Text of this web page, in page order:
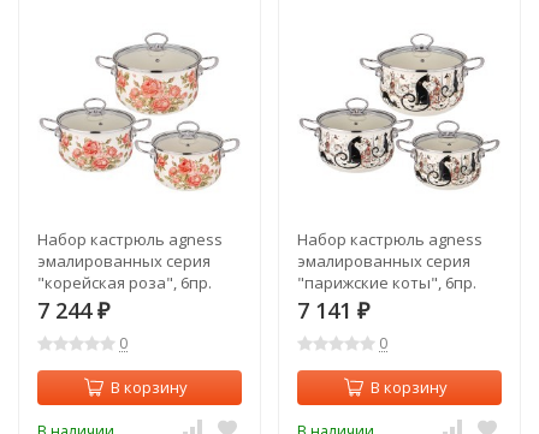
Набор кастрюль agness
эмалированных серия
"корейская роза", 6пр.
2,0/2,8/3,6л,18х11/20х12/22х13см
Agness (934-717)
7 244 ₽
0
В корзину
Набор кастрюль agness
эмалированных серия
"парижские коты", 6пр.
2,0/2,8/3,6л,18х11/20х12/22х13см
Agness (934-715)
7 141 ₽
0
В корзину